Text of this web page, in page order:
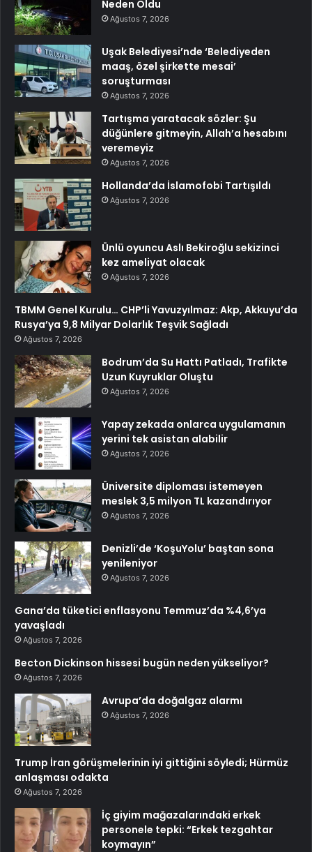
Neden Oldu
Ağustos 7, 2026
Uşak Belediyesi’nde ‘Belediyeden
maaş, özel şirkette mesai’
soruşturması
Ağustos 7, 2026
Tartışma yaratacak sözler: Şu
düğünlere gitmeyin, Allah’a hesabını
veremeyiz
Ağustos 7, 2026
Hollanda’da İslamofobi Tartışıldı
Ağustos 7, 2026
Ünlü oyuncu Aslı Bekiroğlu sekizinci
kez ameliyat olacak
Ağustos 7, 2026
TBMM Genel Kurulu… CHP’li Yavuzyılmaz: Akp, Akkuyu’da
Rusya’ya 9,8 Milyar Dolarlık Teşvik Sağladı
Ağustos 7, 2026
Bodrum’da Su Hattı Patladı, Trafikte
Uzun Kuyruklar Oluştu
Ağustos 7, 2026
Yapay zekada onlarca uygulamanın
yerini tek asistan alabilir
Ağustos 7, 2026
Üniversite diploması istemeyen
meslek 3,5 milyon TL kazandırıyor
Ağustos 7, 2026
Denizli’de ‘KoşuYolu’ baştan sona
yenileniyor
Ağustos 7, 2026
Gana’da tüketici enflasyonu Temmuz’da %4,6’ya
yavaşladı
Ağustos 7, 2026
Becton Dickinson hissesi bugün neden yükseliyor?
Ağustos 7, 2026
Avrupa’da doğalgaz alarmı
Ağustos 7, 2026
Trump İran görüşmelerinin iyi gittiğini söyledi; Hürmüz
anlaşması odakta
Ağustos 7, 2026
İç giyim mağazalarındaki erkek
personele tepki: “Erkek tezgahtar
koymayın”